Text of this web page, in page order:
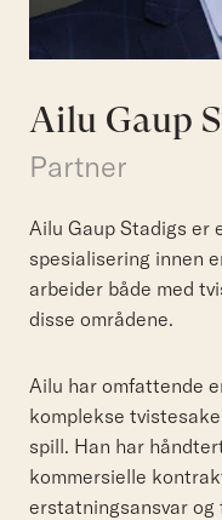
Ailu Gaup
Partner
Ailu Gaup Stadigs er
spesialisering innen
arbeider både med
disse områdene.
Ailu har omfattende
komplekse
spill. Han har
kommersielle
erstatningsansvar